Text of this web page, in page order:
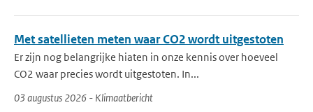
Met satellieten meten waar CO2 wordt uitgestoten
Er zijn nog belangrijke hiaten in onze kennis over hoeveel
CO2 waar precies wordt uitgestoten. In...
03 augustus 2026 - Klimaatbericht